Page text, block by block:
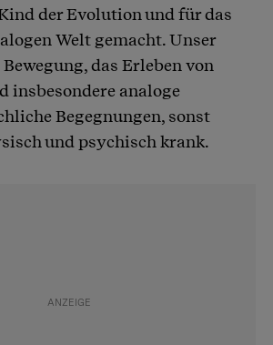
der Evolution und für das
Welt gemacht. Unser
das Erleben von
insbesondere analoge
Begegnungen, sonst
und psychisch krank.